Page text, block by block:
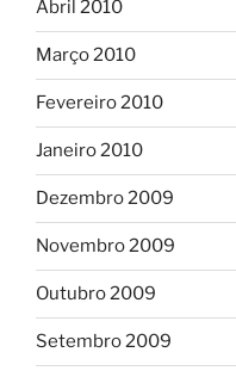
Abril 2010
Março 2010
Fevereiro 2010
Janeiro 2010
Dezembro 2009
Novembro 2009
Outubro 2009
Setembro 2009